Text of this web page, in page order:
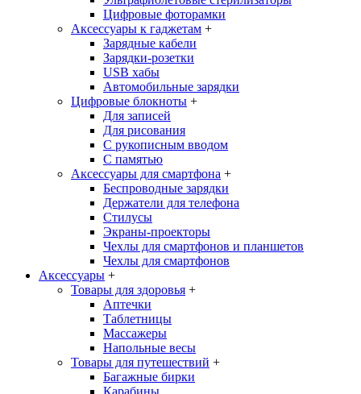
Цифровые фоторамки
Аксессуары к гаджетам +
Зарядные кабели
Зарядки-розетки
USB хабы
Автомобильные зарядки
Цифровые блокноты +
Для записей
Для рисования
С рукописным вводом
С памятью
Аксессуары для смартфона +
Беспроводные зарядки
Держатели для телефона
Стилусы
Экраны-проекторы
Чехлы для смартфонов и планшетов
Чехлы для смартфонов
Аксессуары +
Товары для здоровья +
Аптечки
Таблетницы
Массажеры
Напольные весы
Товары для путешествий +
Багажные бирки
Карабины